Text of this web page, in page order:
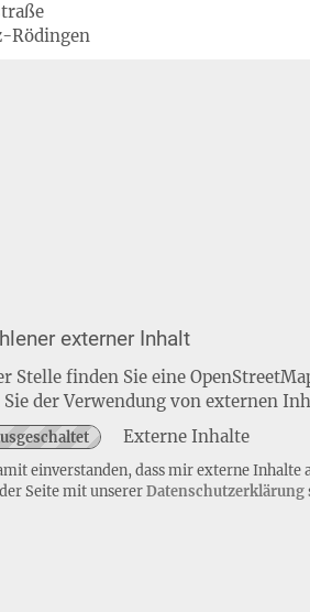
Rödingen
externer Inhalt
Stelle finden Sie eine
Sie der Verwendung von externen
Externe Inhalte
einverstanden, dass mir externe
Seite mit unsererDatenschutzerklärung